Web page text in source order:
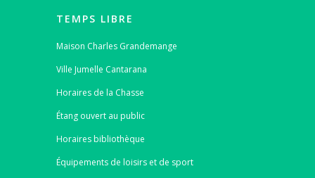
TEMPS LIBRE
Maison Charles Grandemange
Ville Jumelle Cantarana
Horaires de la Chasse
Étang ouvert au public
Horaires bibliothèque
Équipements de loisirs et de sport